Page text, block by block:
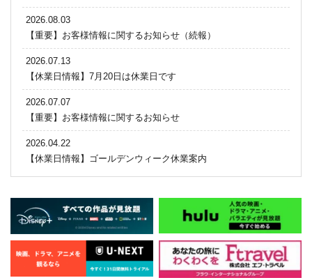
2026.08.03
【重要】お客様情報に関するお知らせ（続報）
2026.07.13
【休業日情報】7月20日は休業日です
2026.07.07
【重要】お客様情報に関するお知らせ
2026.04.22
【休業日情報】ゴールデンウィーク休業案内